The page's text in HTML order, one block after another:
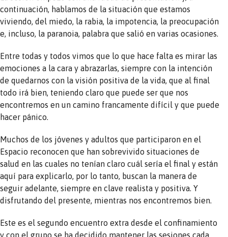
continuación, hablamos de la situación que estamos
viviendo, del miedo, la rabia, la impotencia, la preocupación
e, incluso, la paranoia, palabra que salió en varias ocasiones.
Entre todas y todos vimos que lo que hace falta es mirar las
emociones a la cara y abrazarlas, siempre con la intención
de quedarnos con la visión positiva de la vida, que al final
todo irá bien, teniendo claro que puede ser que nos
encontremos en un camino francamente difícil y que puede
hacer pánico.
Muchos de los jóvenes y adultos que participaron en el
Espacio reconocen que han sobrevivido situaciones de
salud en las cuales no tenían claro cuál sería el final y están
aquí para explicarlo, por lo tanto, buscan la manera de
seguir adelante, siempre en clave realista y positiva. Y
disfrutando del presente, mientras nos encontremos bien.
Este es el segundo encuentro extra desde el confinamiento
y con el grupo se ha decidido mantener las sesiones cada